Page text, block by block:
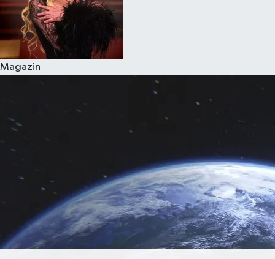
Magazin